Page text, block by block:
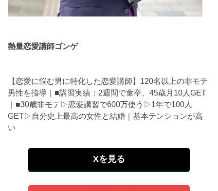
熱量恋愛講師ゴンゲ
【恋愛に悩む男に特化した恋愛講師】120名以上の非モテ
男性を指導｜■講習実績：2週間で童卒、45歳月10人GET
｜■30歳非モテ▷恋愛講習で600万使う▷1年で100人
GET▷自分史上最高の女性と結婚｜基本テンションが高
い
Xを見る